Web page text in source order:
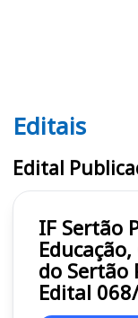
Editais IF Sertão PE
Editais
Edital
IF Sertão PE Instituto
do Sertão
Edital